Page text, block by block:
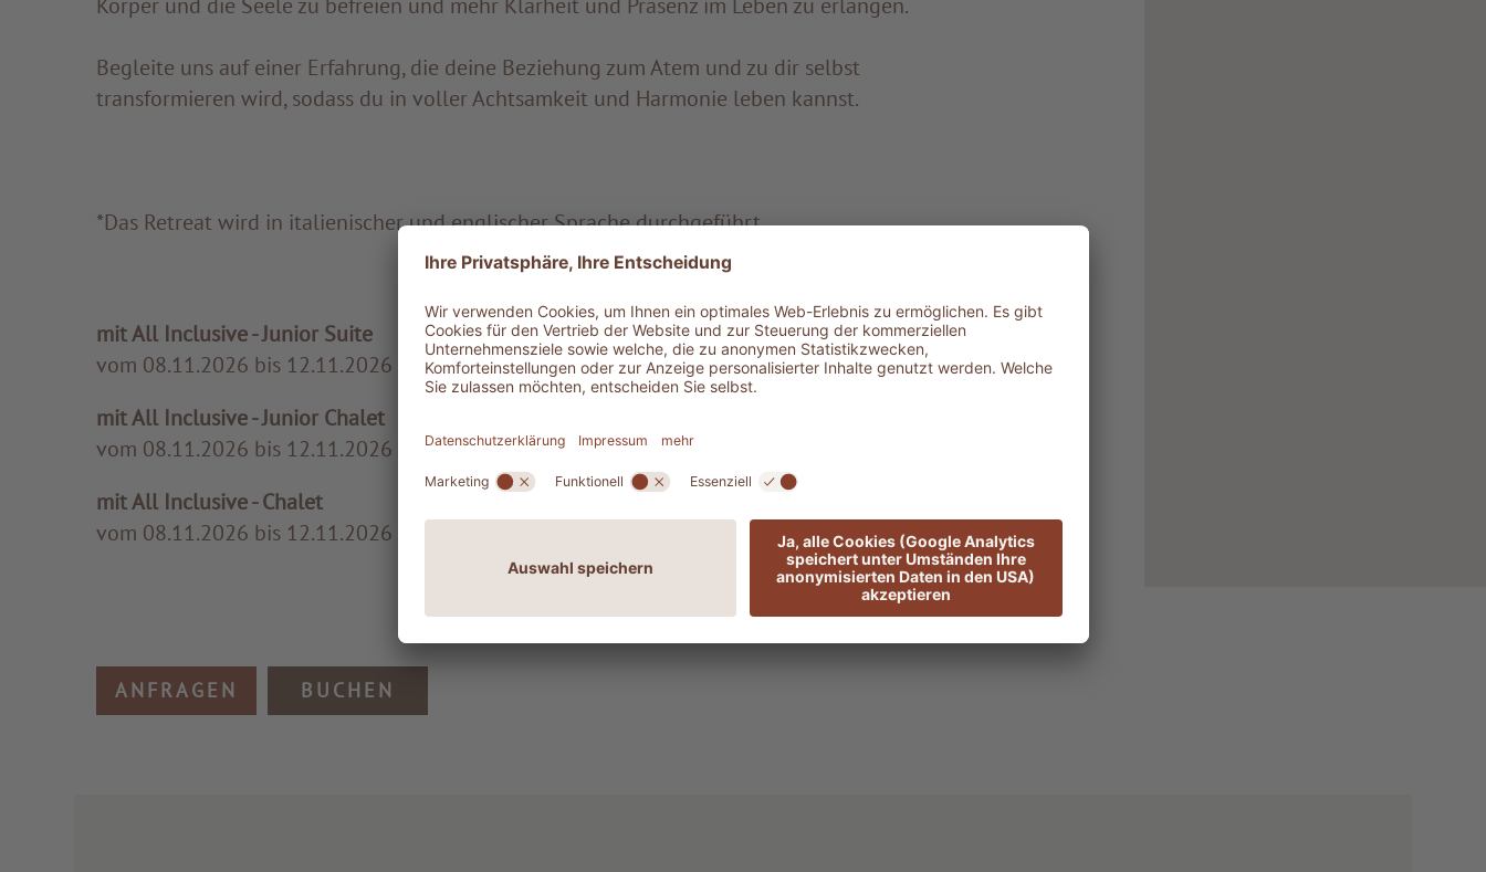
Körper und die Seele zu befreien und mehr Klarheit und Präsenz im Leben zu erlangen.
Begleite uns auf einer Erfahrung, die deine Beziehung zum Atem und zu dir selbst
transformieren wird, sodass du in voller Achtsamkeit und Harmonie leben kannst.
*Das Retreat wird in italienischer und englischer Sprache durchgeführt.
mit All Inclusive - Junior Suite
vom 08.11.2026 bis 12.11.2026
4 Übernachtungen ab 1.506,00 € pro Person
mit All Inclusive - Junior Chalet
vom 08.11.2026 bis 12.11.2026
4 Übernachtungen ab 1.682,00 € pro Person
mit All Inclusive - Chalet
vom 08.11.2026 bis 12.11.2026
4 Übernachtungen ab 1.742,00 € pro Person
ANFRAGEN BUCHEN